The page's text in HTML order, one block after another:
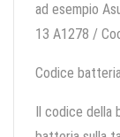
ad esempio
13 A1278 /
Codice
Il codice